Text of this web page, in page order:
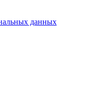
данных